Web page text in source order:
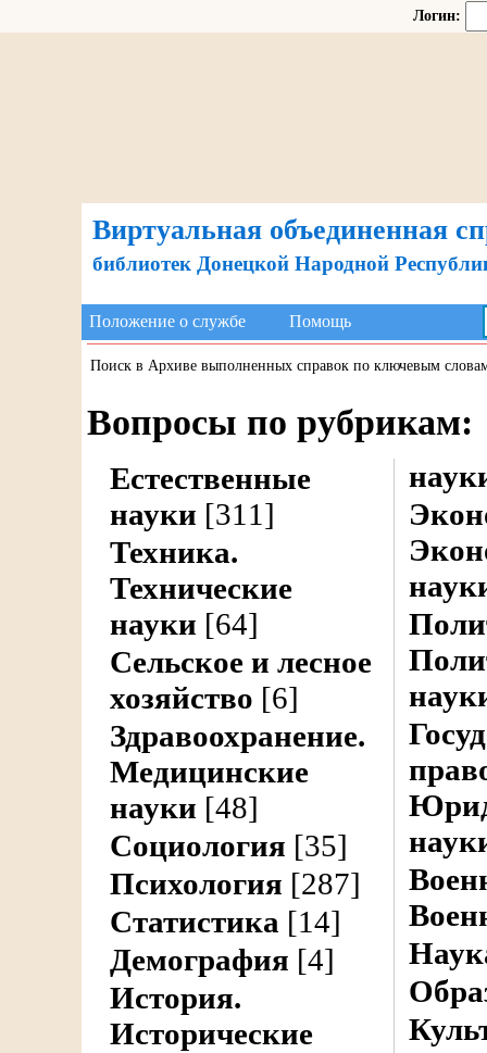
Логин:
Виртуальная объединенная
библиотек Донецкой Народной
Положение о службе Помощь
Поиск в Архиве выполненных справок по ключевым
Вопросы по рубрикам:
Естественные
науки [311]
Техника.
Технические
науки [64]
Сельское и лесное
хозяйство [6]
Здравоохранение.
Медицинские
науки [48]
Социология [35]
Психология [287]
Статистика [14]
Демография [4]
История.
Исторические